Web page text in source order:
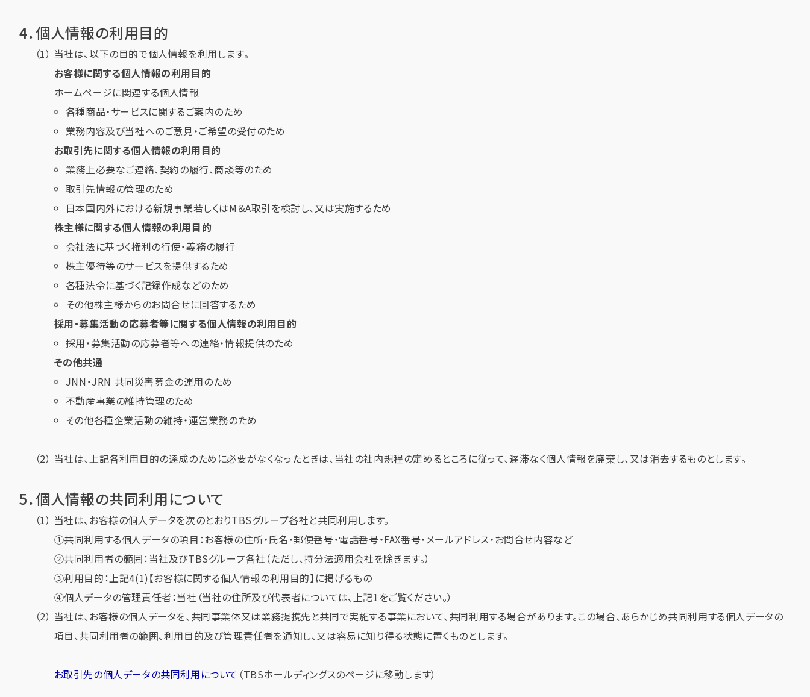
4．個人情報の利用目的
当社は、以下の目的で個人情報を利用します。
お客様に関する個人情報の利用目的
ホームページに関連する個人情報
各種商品・サービスに関するご案内のため
業務内容及び当社へのご意見・ご希望の受付のため
お取引先に関する個人情報の利用目的
業務上必要なご連絡、契約の履行、商談等のため
取引先情報の管理のため
日本国内外における新規事業若しくはM＆A取引を検討し、又は実施するため
株主様に関する個人情報の利用目的
会社法に基づく権利の行使・義務の履行
株主優待等のサービスを提供するため
各種法令に基づく記録作成などのため
その他株主様からのお問合せに回答するため
採用・募集活動の応募者等に関する個人情報の利用目的
採用・募集活動の応募者等への連絡・情報提供のため
その他共通
JNN・JRN 共同災害募金の運用のため
不動産事業の維持管理のため
その他各種企業活動の維持・運営業務のため
当社は、上記各利用目的の達成のために必要がなくなったときは、当社の社内規程の定めるところに従って、遅滞なく個人情報を廃棄し、又は消去するものとします。
5．個人情報の共同利用について
当社は、お客様の個人データを次のとおりTBSグループ各社と共同利用します。
①共同利用する個人データの項目：お客様の住所・氏名・郵便番号・電話番号・FAX番号・メールアドレス・お問合せ内容など
②共同利用者の範囲：当社及びTBSグループ各社（ただし、持分法適用会社を除きます。）
③利用目的：上記4(1)【お客様に関する個人情報の利用目的】に掲げるもの
④個人データの管理責任者：当社（当社の住所及び代表者については、上記1をご覧ください。）
当社は、お客様の個人データを、共同事業体又は業務提携先と共同で実施する事業において、共同利用する場合があります。この場合、あらかじめ共同利用する個人データの
項目、共同利用者の範囲、利用目的及び管理責任者を通知し、又は容易に知り得る状態に置くものとします。
お取引先の個人データの共同利用について （TBSホールディングスのページに移動します）